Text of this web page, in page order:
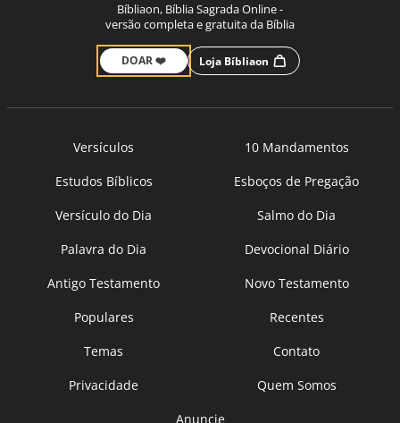
Bíbliaon, Bíblia Sagrada Online -
versão completa e gratuita da Bíblia
DOAR ❤️ Loja Bíbliaon
Versículos
10 Mandamentos
Estudos Bíblicos
Esboços de Pregação
Versículo do Dia
Salmo do Dia
Palavra do Dia
Devocional Diário
Antigo Testamento
Novo Testamento
Populares
Recentes
Temas
Contato
Privacidade
Quem Somos
Anuncie